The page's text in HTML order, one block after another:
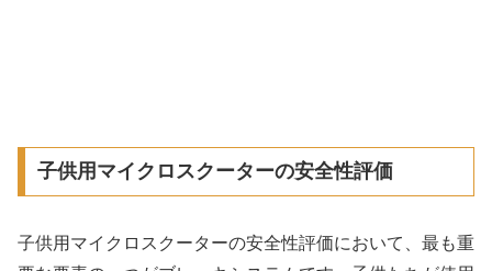
子供用マイクロスクーターの安全性評価
子供用マイクロスクーターの安全性評価において、最も重